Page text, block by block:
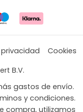
Cookies
B.V.
gastos de envío.
y condiciones.
compra, utilizamos